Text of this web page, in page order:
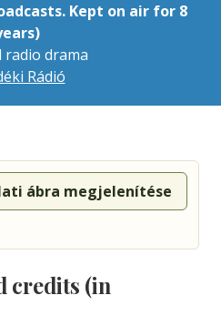
Kept on air for 8
radio drama
Rádió
ábra megjelenítése
credits (in